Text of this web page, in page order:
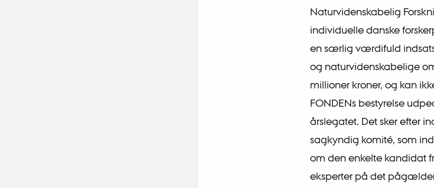
Naturvidenskabelig
individuelle danske
en særlig værdifuld
og naturvidenskabelige
millioner kroner, og kan
FONDENs bestyrelse
årslegatet. Det sker efter
sagkyndig komité, som
om den enkelte kandidat
eksperter på det